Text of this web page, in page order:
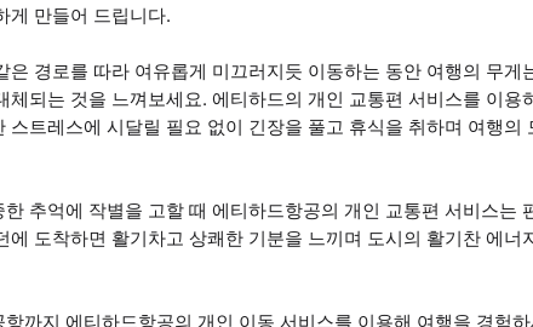
게 만들어 드립니다.
은 경로를 따라 여유롭게 미끄러지듯 이동하는 동안 여행의 무게
체되는 것을 느껴보세요. 에티하드의 개인 교통편 서비스를 이용
스트레스에 시달릴 필요 없이 긴장을 풀고 휴식을 취하며 여행의
추억에 작별을 고할 때 에티하드항공의 개인 교통편 서비스는
에 도착하면 활기차고 상쾌한 기분을 느끼며 도시의 활기찬 에너
까지 에티하드항공의 개인 이동 서비스를 이용해 여행을 경험